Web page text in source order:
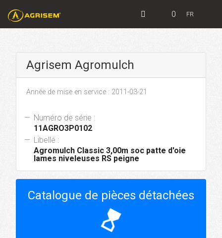
0 FR
Agrisem Agromulch
Année de mise en service : 2011-03-21
Numéro de série :
11AGRO3P0102
Libellé :
Agromulch Classic 3,00m soc patte d'oie
lames niveleuses RS peigne
Catalogue de pièces détachées
hourglass_top